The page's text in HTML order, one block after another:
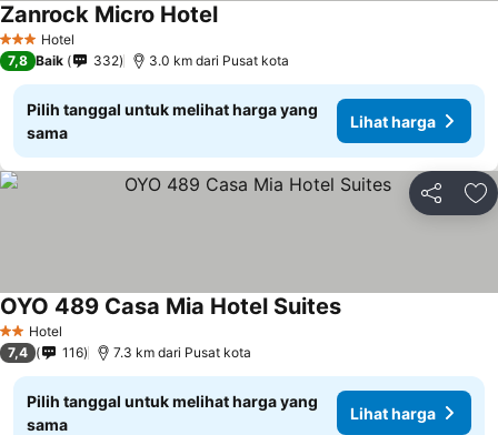
3 BintangHotel
Zanrock Micro Hotel
7,8 Baik 332 3.0 km dari Pusat kota
Pilih tanggal untuk melihat harga yang
sama
Lihat harga
Bagikan
2 Bintang
Hotel
OYO 489 Casa Mia Hotel Suites
7,4 116 7.3 km dari Pusat kota
Pilih tanggal untuk melihat harga yang
sama
Lihat harga